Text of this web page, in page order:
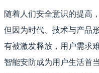
随着人们安全意识的提高
但因为时代、技术与产品
有被激发释放，用户需求
智能安防成为用户生活首